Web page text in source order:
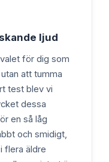
ljud
för dig som
att tumma
test blev vi
dessa
en så låg
och smidigt,
flera äldre